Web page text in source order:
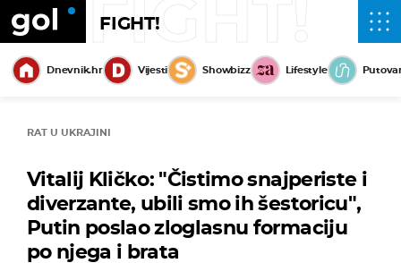
FIGHT!
FIGHT!
Dnevnik.hr Vijesti Showbizz Lifestyle
RAT U UKRAJINI
Vitalij Kličko: "Čistimo snajperiste i
diverzante, ubili smo ih šestoricu",
Putin poslao zloglasnu formaciju
po njega i brata